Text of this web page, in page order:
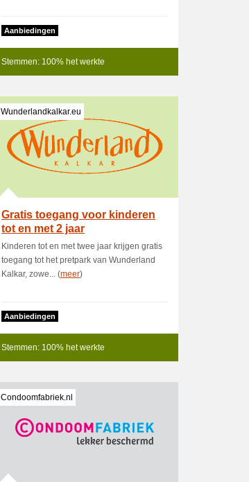
Aanbiedingen
Stemmen: 100% het werkte
Wunderlandkalkar.eu
Gratis toegang voor kinderen
tot en met 2 jaar
Kinderen tot en met twee jaar krijgen gratis
toegang tot het pretpark van Wunderland
Kalkar, zowe... (meer)
Aanbiedingen
Stemmen: 100% het werkte
Condoomfabriek.nl